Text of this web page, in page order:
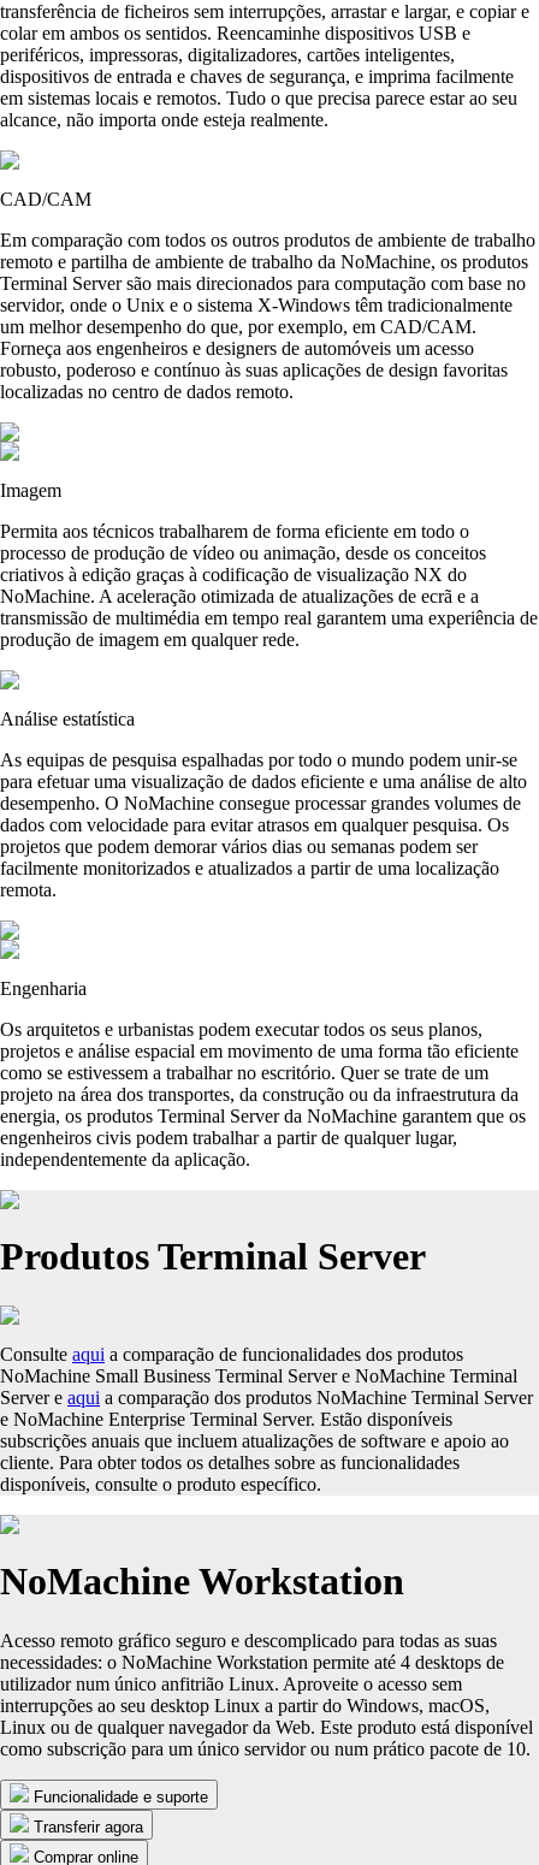
transferência de ficheiros sem interrupções, arrastar e largar, e copiar e
colar em ambos os sentidos. Reencaminhe dispositivos USB e
periféricos, impressoras, digitalizadores, cartões inteligentes,
dispositivos de entrada e chaves de segurança, e imprima facilmente
em sistemas locais e remotos. Tudo o que precisa parece estar ao seu
alcance, não importa onde esteja realmente.
CAD/CAM
Em comparação com todos os outros produtos de ambiente de trabalho
remoto e partilha de ambiente de trabalho da NoMachine, os produtos
Terminal Server são mais direcionados para computação com base no
servidor, onde o Unix e o sistema X-Windows têm tradicionalmente
um melhor desempenho do que, por exemplo, em CAD/CAM.
Forneça aos engenheiros e designers de automóveis um acesso
robusto, poderoso e contínuo às suas aplicações de design favoritas
localizadas no centro de dados remoto.
Imagem
Permita aos técnicos trabalharem de forma eficiente em todo o
processo de produção de vídeo ou animação, desde os conceitos
criativos à edição graças à codificação de visualização NX do
NoMachine. A aceleração otimizada de atualizações de ecrã e a
transmissão de multimédia em tempo real garantem uma experiência de
produção de imagem em qualquer rede.
Análise estatística
As equipas de pesquisa espalhadas por todo o mundo podem unir-se
para efetuar uma visualização de dados eficiente e uma análise de alto
desempenho. O NoMachine consegue processar grandes volumes de
dados com velocidade para evitar atrasos em qualquer pesquisa. Os
projetos que podem demorar vários dias ou semanas podem ser
facilmente monitorizados e atualizados a partir de uma localização
remota.
Engenharia
Os arquitetos e urbanistas podem executar todos os seus planos,
projetos e análise espacial em movimento de uma forma tão eficiente
como se estivessem a trabalhar no escritório. Quer se trate de um
projeto na área dos transportes, da construção ou da infraestrutura da
energia, os produtos Terminal Server da NoMachine garantem que os
engenheiros civis podem trabalhar a partir de qualquer lugar,
independentemente da aplicação.
Produtos Terminal Server
Consulte aqui a comparação de funcionalidades dos produtos
NoMachine Small Business Terminal Server e NoMachine Terminal
Server e aqui a comparação dos produtos NoMachine Terminal Server
e NoMachine Enterprise Terminal Server. Estão disponíveis
subscrições anuais que incluem atualizações de software e apoio ao
cliente. Para obter todos os detalhes sobre as funcionalidades
disponíveis, consulte o produto específico.
NoMachine Workstation
Acesso remoto gráfico seguro e descomplicado para todas as suas
necessidades: o NoMachine Workstation permite até 4 desktops de
utilizador num único anfitrião Linux. Aproveite o acesso sem
interrupções ao seu desktop Linux a partir do Windows, macOS,
Linux ou de qualquer navegador da Web. Este produto está disponível
como subscrição para um único servidor ou num prático pacote de 10.
Funcionalidade e suporte
Transferir agora
Comprar online